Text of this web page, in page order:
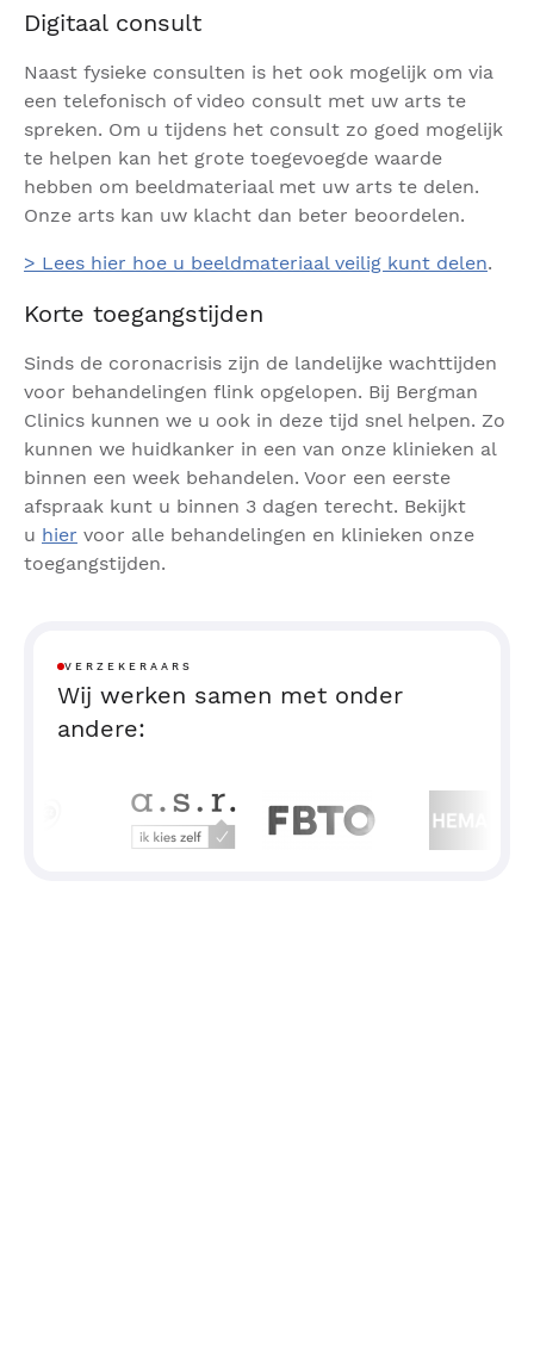
Digitaal consult
Naast fysieke consulten is het ook mogelijk om via
een telefonisch of video consult met uw arts te
spreken. Om u tijdens het consult zo goed mogelijk
te helpen kan het grote toegevoegde waarde
hebben om beeldmateriaal met uw arts te delen.
Onze arts kan uw klacht dan beter beoordelen.
> Lees hier hoe u beeldmateriaal veilig kunt delen.
Korte toegangstijden
Sinds de coronacrisis zijn de landelijke wachttijden
voor behandelingen flink opgelopen. Bij Bergman
Clinics kunnen we u ook in deze tijd snel helpen. Zo
kunnen we huidkanker in een van onze klinieken al
binnen een week behandelen. Voor een eerste
afspraak kunt u binnen 3 dagen terecht. Bekijkt
u hier voor alle behandelingen en klinieken onze
toegangstijden.
VERZEKERAARS
Wij werken samen met onder
andere: